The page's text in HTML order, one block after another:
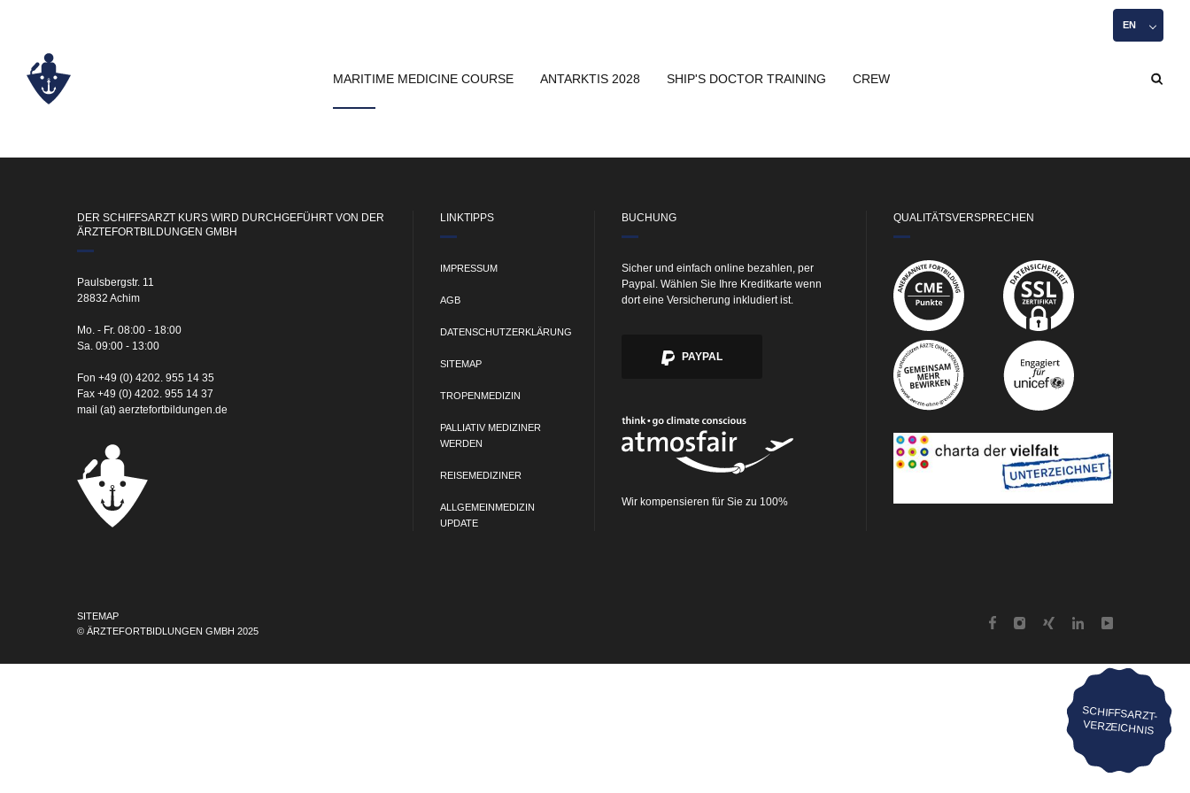
MARITIME MEDICINE COURSE ANTARKTIS 2028 SHIP'S DOCTOR TRAINING CREW
EN
SCHIFFSARZT-
VERZEICHNIS
DER SCHIFFSARZT KURS WIRD DURCHGEFÜHRT VON DER
ÄRZTEFORTBILDUNGEN GMBH
Paulsbergstr. 11
28832 Achim
Mo. - Fr. 08:00 - 18:00
Sa. 09:00 - 13:00
Fon +49 (0) 4202. 955 14 35
Fax +49 (0) 4202. 955 14 37
mail (at) aerztefortbildungen.de
LINKTIPPS
IMPRESSUM
AGB
DATENSCHUTZERKLÄRUNG
SITEMAP
TROPENMEDIZIN
PALLIATIV MEDIZINER
WERDEN
REISEMEDIZINER
ALLGEMEINMEDIZIN
UPDATE
BUCHUNG
Sicher und einfach online bezahlen, per
Paypal. Wählen Sie Ihre Kreditkarte wenn
dort eine Versicherung inkludiert ist.
PAYPAL
Wir kompensieren für Sie zu 100%
QUALITÄTSVERSPRECHEN
SITEMAP
© ÄRZTEFORTBIDLUNGEN GMBH 2025